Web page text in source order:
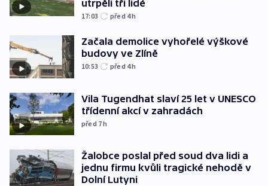
utrpěli tři lidé
17:03 před 4h
Začala demolice vyhořelé výškové
budovy ve Zlíně
10:53 před 4h
Vila Tugendhat slaví 25 let v UNESCO
třídenní akcí v zahradách
před 7h
Žalobce poslal před soud dva lidi a
jednu firmu kvůli tragické nehodě v
Dolní Lutyni